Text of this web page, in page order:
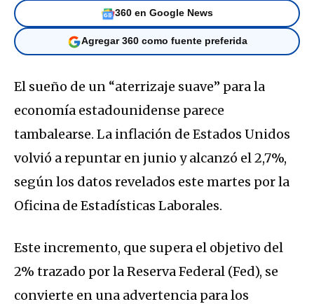
360 en Google News
Agregar 360 como fuente preferida
El sueño de un “aterrizaje suave” para la
economía estadounidense parece
tambalearse. La inflación de Estados Unidos
volvió a repuntar en junio y alcanzó el 2,7%,
según los datos revelados este martes por la
Oficina de Estadísticas Laborales.
Este incremento, que supera el objetivo del
2% trazado por la Reserva Federal (Fed), se
convierte en una advertencia para los